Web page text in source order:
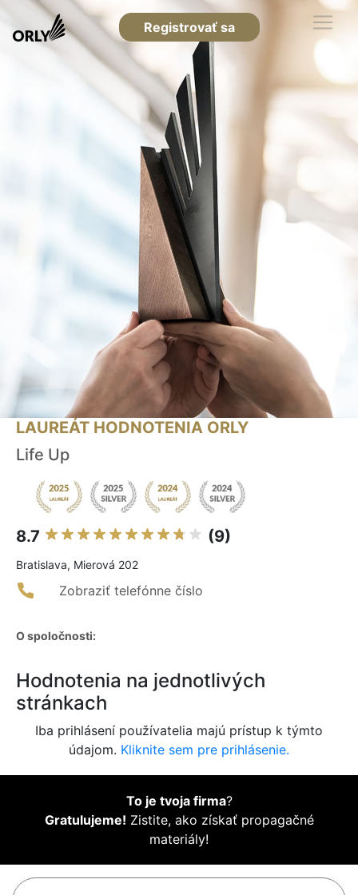
Registrovať sa
LAUREÁT HODNOTENIA ORLY
Life Up
8.7 (9)
Bratislava, Mierová 202
Zobraziť telefónne číslo
O spoločnosti:
Hodnotenia na jednotlivých
stránkach
Iba prihlásení používatelia majú prístup k týmto
údajom. Kliknite sem pre prihlásenie.
To je tvoja firma?
Gratulujeme! Zistite, ako získať propagačné
materiály!